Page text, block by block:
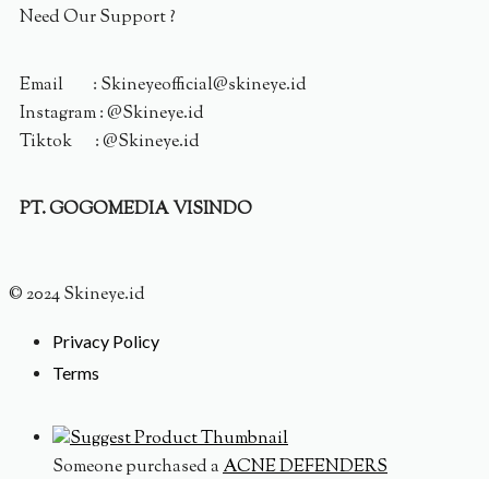
Need Our Support ?
Email : Skineyeofficial@skineye.id
Instagram : @Skineye.id
Tiktok : @Skineye.id
PT. GOGOMEDIA VISINDO
© 2024 Skineye.id
Privacy Policy
Terms
Someone purchased aACNE DEFENDERS